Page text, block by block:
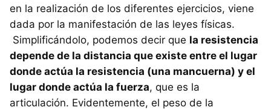
en la realización de los diferentes ejercicios, viene
dada por la manifestación de las leyes físicas.
Simplificándolo, podemos decir que la resistencia
depende de la distancia que existe entre el lugar
donde actúa la resistencia (una mancuerna) y el
lugar donde actúa la fuerza, que es la
articulación. Evidentemente, el peso de la